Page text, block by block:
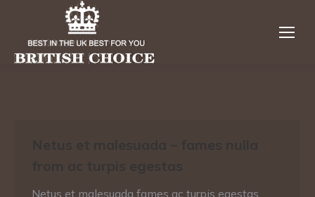
Netus et malesuada – fames nulla
from ac turpis egestas
Netus et malesuada fames ac turpis egestas